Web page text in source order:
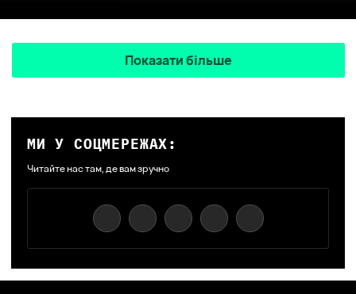
Показати більше
МИ У СОЦМЕРЕЖАХ:
Читайте нас там, де вам зручно